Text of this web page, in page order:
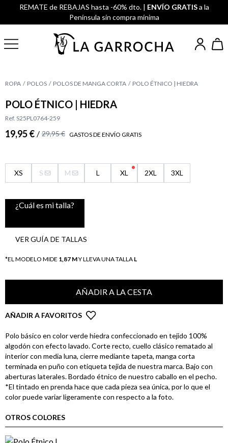
REMATE de REBAJAS hasta -60% dto. | ENVÍO GRATISa la
Península sin compra mínima
ROPA POLOS POLOS DE MANGA CORTA POLO ÉTNICO | HIEDRA
POLO ÉTNICO | HIEDRA
Ref. S25PL0764-259
19,95 € / 29,95 € GASTOS DE ENVÍO GRATIS
XS S M L XL 2XL 3XL
¿Cuál es mi talla?
VER GUÍA DE TALLAS
*EL MODELO MIDE 1,87 MY LLEVA UNA TALLA L
AÑADIR A LA CESTA
AÑADIR A FAVORITOS
Polo básico en color verde hiedra confeccionado en tejido 100%
algodón con efecto lavado. Corte recto, cuello clásico rematado al
interior con media luna, cierre mediante tapeta, manga corta
terminada en puño con etiqueta tejida de nuestra marca. Bajo con
aberturas laterales. Bordado étnico de nuestro caballo en el pecho.
*El tintado en prenda hace que cada pieza sea única, por lo que el
color puede variar ligeramente con respecto a la foto.
OTROS COLORES